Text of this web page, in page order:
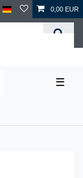
0,00 EUR
☰